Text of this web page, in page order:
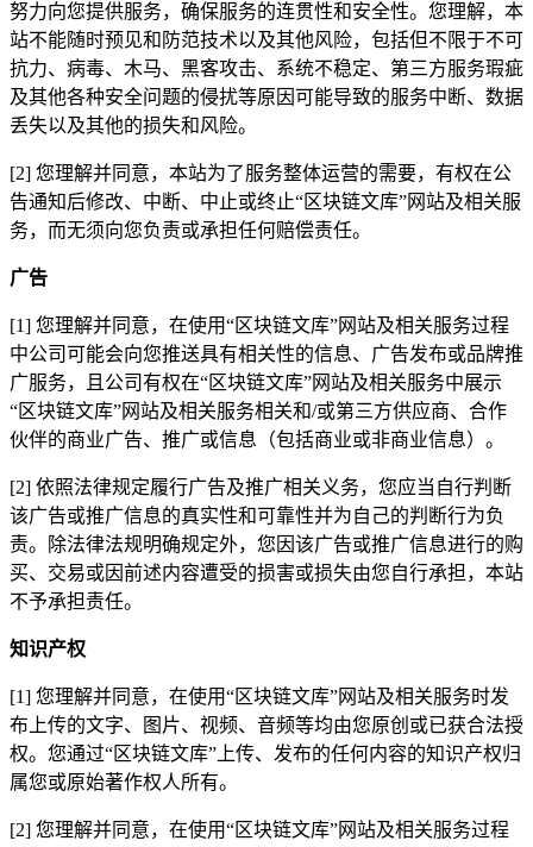
努力向您提供服务，确保服务的连贯性和安全性。您理解，本
站不能随时预见和防范技术以及其他风险，包括但不限于不可
抗力、病毒、木马、黑客攻击、系统不稳定、第三方服务瑕疵
及其他各种安全问题的侵扰等原因可能导致的服务中断、数据
丢失以及其他的损失和风险。
[2] 您理解并同意，本站为了服务整体运营的需要，有权在公
告通知后修改、中断、中止或终止“区块链文库”网站及相关服
务，而无须向您负责或承担任何赔偿责任。
广告
[1] 您理解并同意，在使用“区块链文库”网站及相关服务过程
中公司可能会向您推送具有相关性的信息、广告发布或品牌推
广服务，且公司有权在“区块链文库”网站及相关服务中展示
“区块链文库”网站及相关服务相关和/或第三方供应商、合作
伙伴的商业广告、推广或信息（包括商业或非商业信息）。
[2] 依照法律规定履行广告及推广相关义务，您应当自行判断
该广告或推广信息的真实性和可靠性并为自己的判断行为负
责。除法律法规明确规定外，您因该广告或推广信息进行的购
买、交易或因前述内容遭受的损害或损失由您自行承担，本站
不予承担责任。
知识产权
[1] 您理解并同意，在使用“区块链文库”网站及相关服务时发
布上传的文字、图片、视频、音频等均由您原创或已获合法授
权。您通过“区块链文库”上传、发布的任何内容的知识产权归
属您或原始著作权人所有。
[2] 您理解并同意，在使用“区块链文库”网站及相关服务过程